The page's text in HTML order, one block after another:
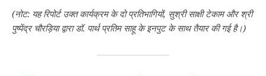
(नोट: यह रिपोर्ट उक्त कार्यक्रम के दो प्रतिभागियों, सुश्री साक्षी टेकाम और श्री
पुष्पेंद्र चौरड़िया द्वारा डॉ. पार्थ प्रतिम साहू के इनपुट के साथ तैयार की गई है।)